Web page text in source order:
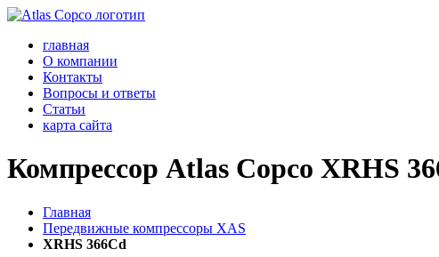
главная
О компании
Контакты
Вопросы и ответы
Статьи
карта сайта
Компрессор Atlas Copco XRHS
Главная
Передвижные компрессоры XAS
XRHS 366Cd